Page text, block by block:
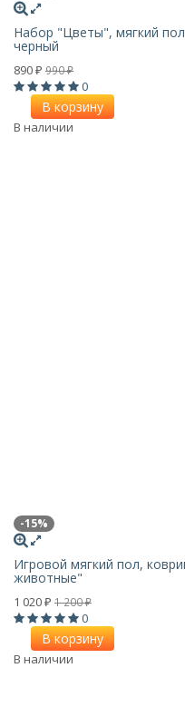
Набор "Цветы", мягкий пол
черный
890 ₽ 990₽
0
В корзину
В наличии
-15%
Игровой мягкий пол,
животные"
1 020 ₽ 1 200₽
0
В корзину
В наличии